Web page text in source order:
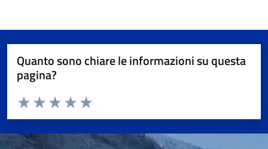
Quanto sono chiare le informazioni su questa
pagina?
Valuta da 1 a 5 stelle la pagina
Valuta 5 stelle su 5
Valuta 4 stelle su 5
Valuta 3 stelle su 5
Valuta 2 stelle su 5
Valuta 1 stelle su 5